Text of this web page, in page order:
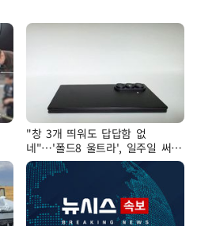
"창 3개 띄워도 답답함 없
네"…'폴드8 울트라', 일주일 써보
니